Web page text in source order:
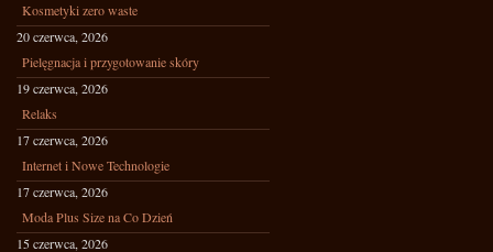
Kosmetyki zero waste
20 czerwca, 2026
Pielęgnacja i przygotowanie skóry
19 czerwca, 2026
Relaks
17 czerwca, 2026
Internet i Nowe Technologie
17 czerwca, 2026
Moda Plus Size na Co Dzień
15 czerwca, 2026